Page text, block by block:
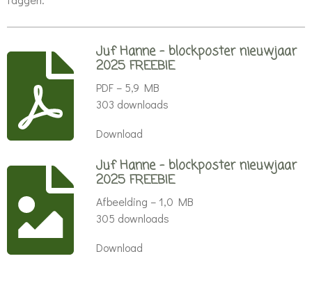
Juf Hanne - blockposter nieuwjaar
2025 FREEBIE
PDF – 5,9 MB
303 downloads
Download
Juf Hanne - blockposter nieuwjaar
2025 FREEBIE
Afbeelding – 1,0 MB
305 downloads
Download